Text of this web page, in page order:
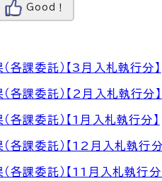
Good！
各課委託）【3月入札執行分】
各課委託）【2月入札執行分】
各課委託）【1月入札執行分】
各課委託）【12月入札執行分
各課委託）【11月入札執行分